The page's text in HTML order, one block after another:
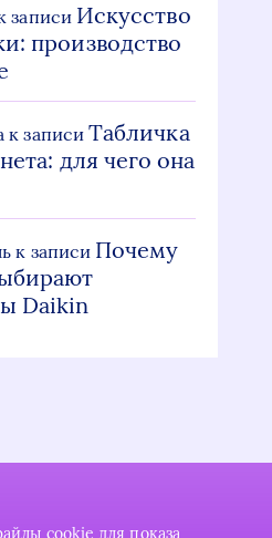
записи Искусство
производство
к записиТабличка
для чего она
к записи Почему
Daikin
cookie для показа